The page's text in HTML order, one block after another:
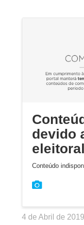
devido
eleitoral
Conteúdo
4 de Abril de 2019